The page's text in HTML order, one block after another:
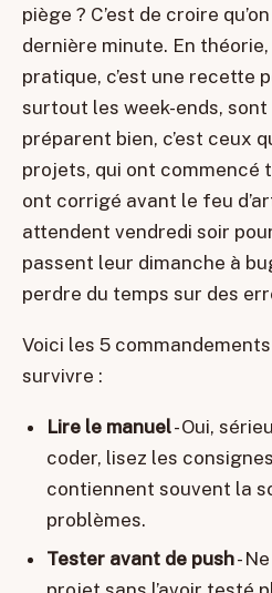
piège ? C’est de croire
dernière minute. En
pratique, c’est une recette
surtout les week-ends, sont
préparent bien, c’est ceux
projets, qui ont commencé
ont corrigé avant le feu
attendent vendredi soir
passent leur dimanche à
perdre du temps sur des
Voici les 5
survivre :
Lire le manuel- Oui,
coder, lisez les
contiennent souvent la
problèmes.
Tester avant de push-